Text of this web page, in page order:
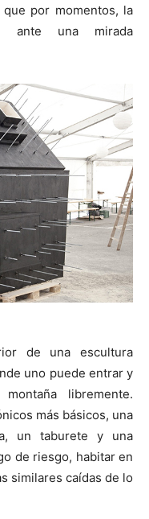
por momentos, la
ante una mirada
de una escultura
uno puede entrar y
libremente.
más básicos, una
un taburete y una
de riesgo, habitar en
similares caídas de lo